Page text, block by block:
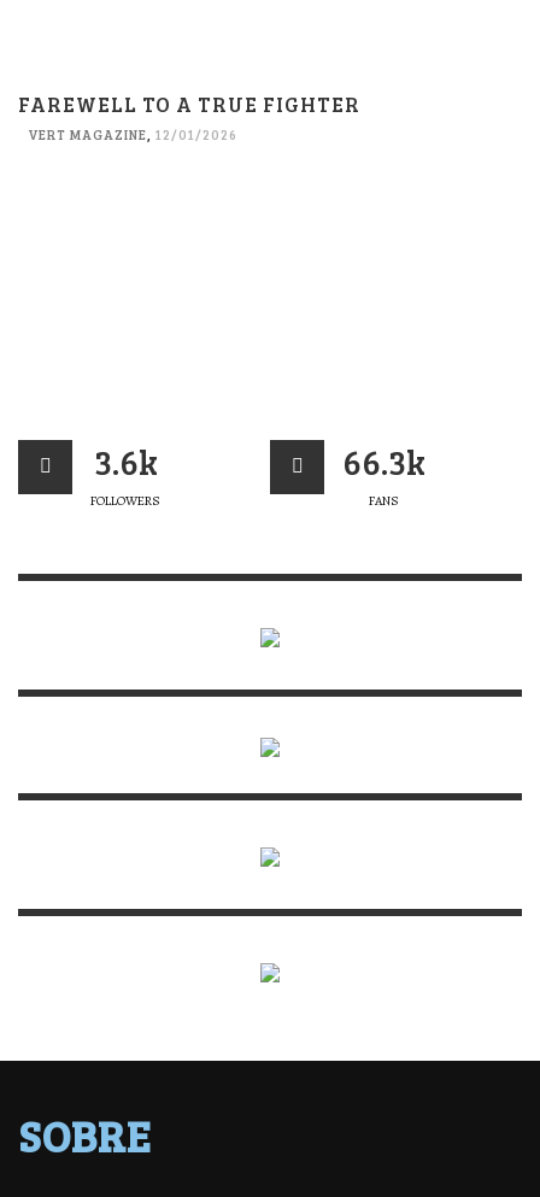
FAREWELL TO A TRUE FIGHTER
VERT MAGAZINE, 12/01/2026
3.6k
FOLLOWERS
66.3k
FANS
SOBRE